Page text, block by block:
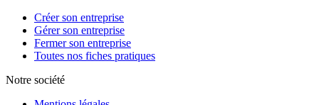
Créer son entreprise
Gérer son entreprise
Fermer son entreprise
Toutes nos fiches pratiques
Notre société